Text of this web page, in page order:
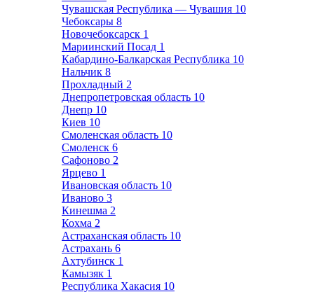
Чувашская Республика — Чувашия 10
Чебоксары 8
Новочебоксарск 1
Мариинский Посад 1
Кабардино-Балкарская Республика 10
Нальчик 8
Прохладный 2
Днепропетровская область 10
Днепр 10
Киев 10
Смоленская область 10
Смоленск 6
Сафоново 2
Ярцево 1
Ивановская область 10
Иваново 3
Кинешма 2
Кохма 2
Астраханская область 10
Астрахань 6
Ахтубинск 1
Камызяк 1
Республика Хакасия 10